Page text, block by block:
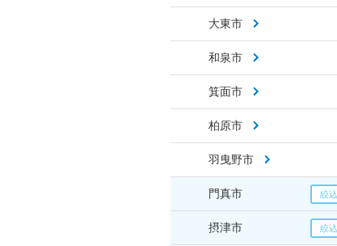
大東市
和泉市
箕面市
柏原市
羽曳野市
門真市
摂津市